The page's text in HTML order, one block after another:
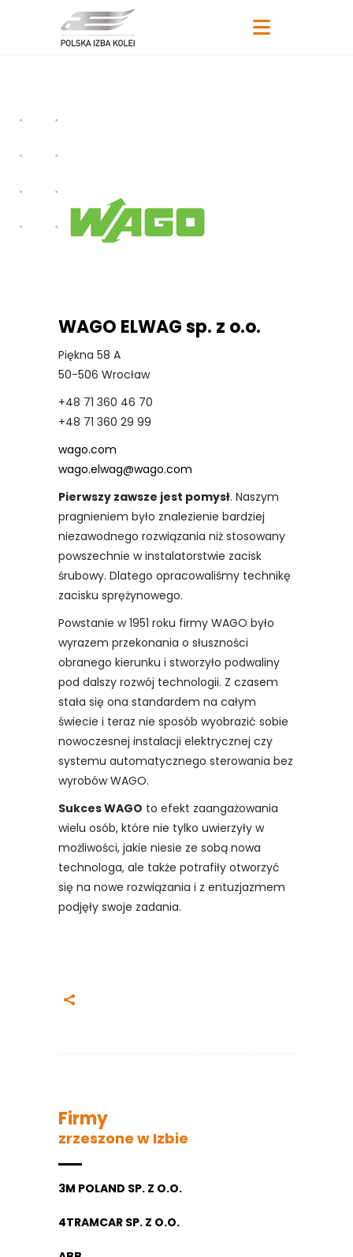
WAGO ELWAG sp. z o.o.
Piękna 58 A
50-506 Wrocław
+48 71 360 46 70
+48 71 360 29 99
wago.com
wago.elwag@wago.com
Pierwszy zawsze jest pomysł. Naszym
pragnieniem było znalezienie bardziej
niezawodnego rozwiązania niż stosowany
powszechnie w instalatorstwie zacisk
śrubowy. Dlatego opracowaliśmy technikę
zacisku sprężynowego.
Powstanie w 1951 roku firmy WAGO było
wyrazem przekonania o słuszności
obranego kierunku i stworzyło podwaliny
pod dalszy rozwój technologii. Z czasem
stała się ona standardem na całym
świecie i teraz nie sposób wyobrazić sobie
nowoczesnej instalacji elektrycznej czy
systemu automatycznego sterowania bez
wyrobów WAGO.
Sukces WAGO to efekt zaangażowania
wielu osób, które nie tylko uwierzyły w
możliwości, jakie niesie ze sobą nowa
technologa, ale także potrafiły otworzyć
się na nowe rozwiązania i z entuzjazmem
podjęły swoje zadania.
Firmy
zrzeszone w Izbie
3M POLAND SP. Z O.O.
4TRAMCAR SP. Z O.O.